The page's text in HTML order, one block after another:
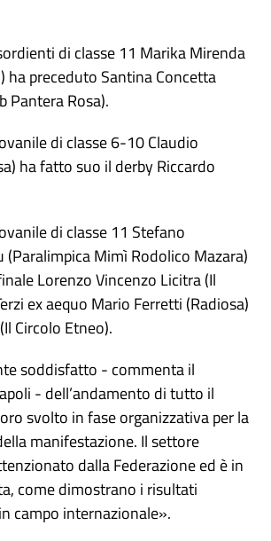
di classe 11 Marika Mirenda
ha preceduto Santina Concetta
Pantera Rosa).
di classe 6-10 Claudio
ha fatto suo il derby Riccardo
di classe 11 Stefano
(Paralimpica Mimì Rodolico Mazara)
Lorenzo Vincenzo Licitra (Il
ex aequo Mario Ferretti (Radiosa)
Circolo Etneo).
soddisfatto - commenta il
- dell’andamento di tutto il
svolto in fase organizzativa per la
manifestazione. Il settore
dalla Federazione ed è in
come dimostrano i risultati
campo internazionale».